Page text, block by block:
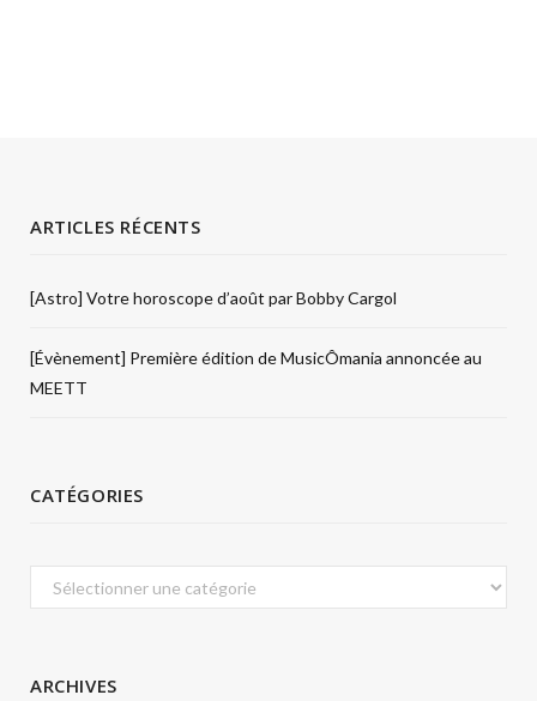
ARTICLES RÉCENTS
[Astro] Votre horoscope d’août par Bobby Cargol
[Évènement] Première édition de MusicÔmania annoncée au
MEETT
CATÉGORIES
Catégories
ARCHIVES